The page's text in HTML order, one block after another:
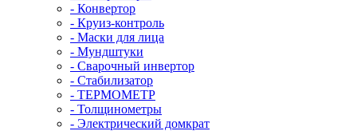
- Конвертор
- Круиз-контроль
- Маски для лица
- Мундштуки
- Сварочный инвертор
- Стабилизатор
- ТЕРМОМЕТР
- Толщинометры
- Электрический домкрат